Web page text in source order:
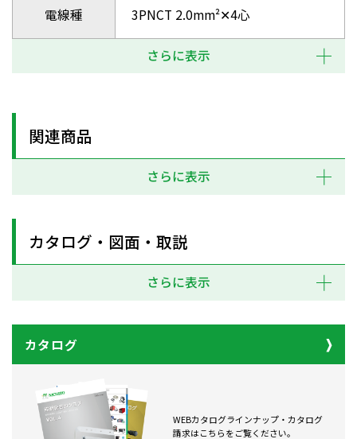
電線種 3PNCT 2.0mm²✕4心
さらに表示
関連商品
さらに表示
カタログ・図面・取説
さらに表示
カタログ
WEBカタログラインナップ・カタログ
請求はこちらをご覧ください。